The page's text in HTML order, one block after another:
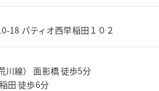
18 パティオ西早稲田１０２
川線） 面影橋 徒歩5分
田 徒歩6分